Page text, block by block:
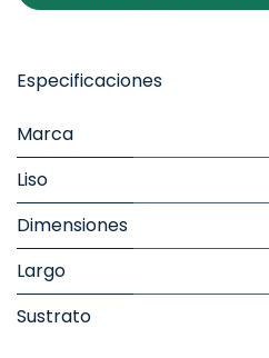
Especificaciones
Marca
Liso
Dimensiones
Largo
Sustrato